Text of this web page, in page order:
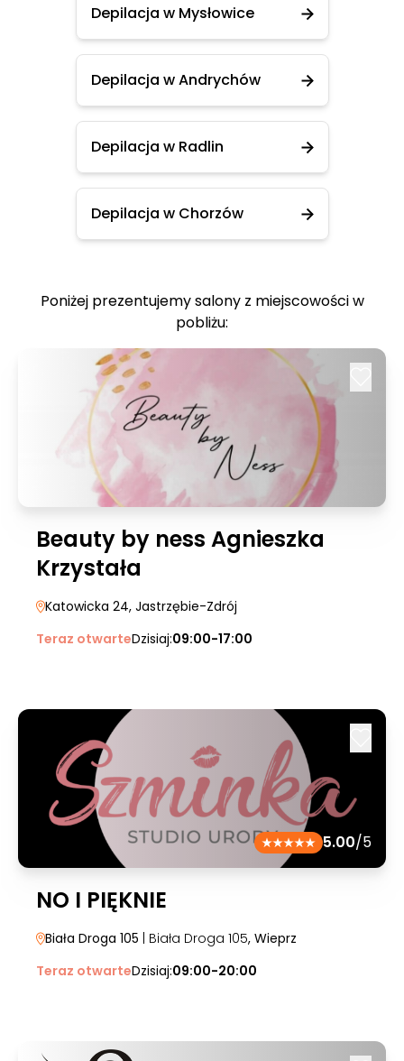
Depilacja w Mysłowice
Depilacja w Andrychów
Depilacja w Radlin
Depilacja w Chorzów
Poniżej prezentujemy salony z miejscowości w
pobliżu:
Beauty by ness Agnieszka
Krzystała
Katowicka 24, Jastrzębie-Zdrój
Teraz otwarteDzisiaj:09:00-17:00
5.00/5
NO I PIĘKNIE
Biała Droga 105 | Biała Droga 105, Wieprz
Teraz otwarteDzisiaj:09:00-20:00